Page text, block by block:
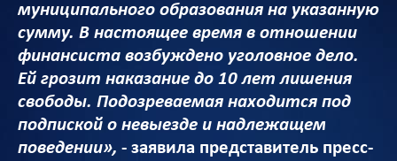
муниципального образования на указанную
сумму. В настоящее время в отношении
финансиста возбуждено уголовное дело.
Ей грозит наказание до 10 лет лишения
свободы. Подозреваемая находится под
подпиской о невыезде и надлежащем
поведении», - заявила представитель пресс-